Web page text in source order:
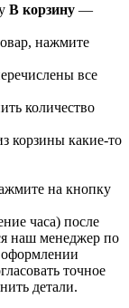
В корзину —
нажмите
все
количество
корзины какие-то
на кнопку
часа) после
наш менеджер по
точное
детали.